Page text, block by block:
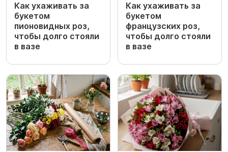
Как ухаживать за
букетом
пионовидных роз,
чтобы долго стояли
в вазе
Как ухаживать за
букетом
французских роз,
чтобы долго стояли
в вазе